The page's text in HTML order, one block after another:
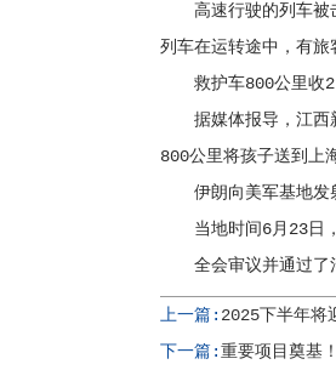
高速行驶的列车被击
列车在运转途中，有旅
救护车800公里收2.8
据媒体报导，江西新
800公里将孩子送到上
伊朗向美军基地发射
当地时间6月23日，
全会审议并通过了河
上一篇: 2025下半年将
下一篇:重要项目奠基